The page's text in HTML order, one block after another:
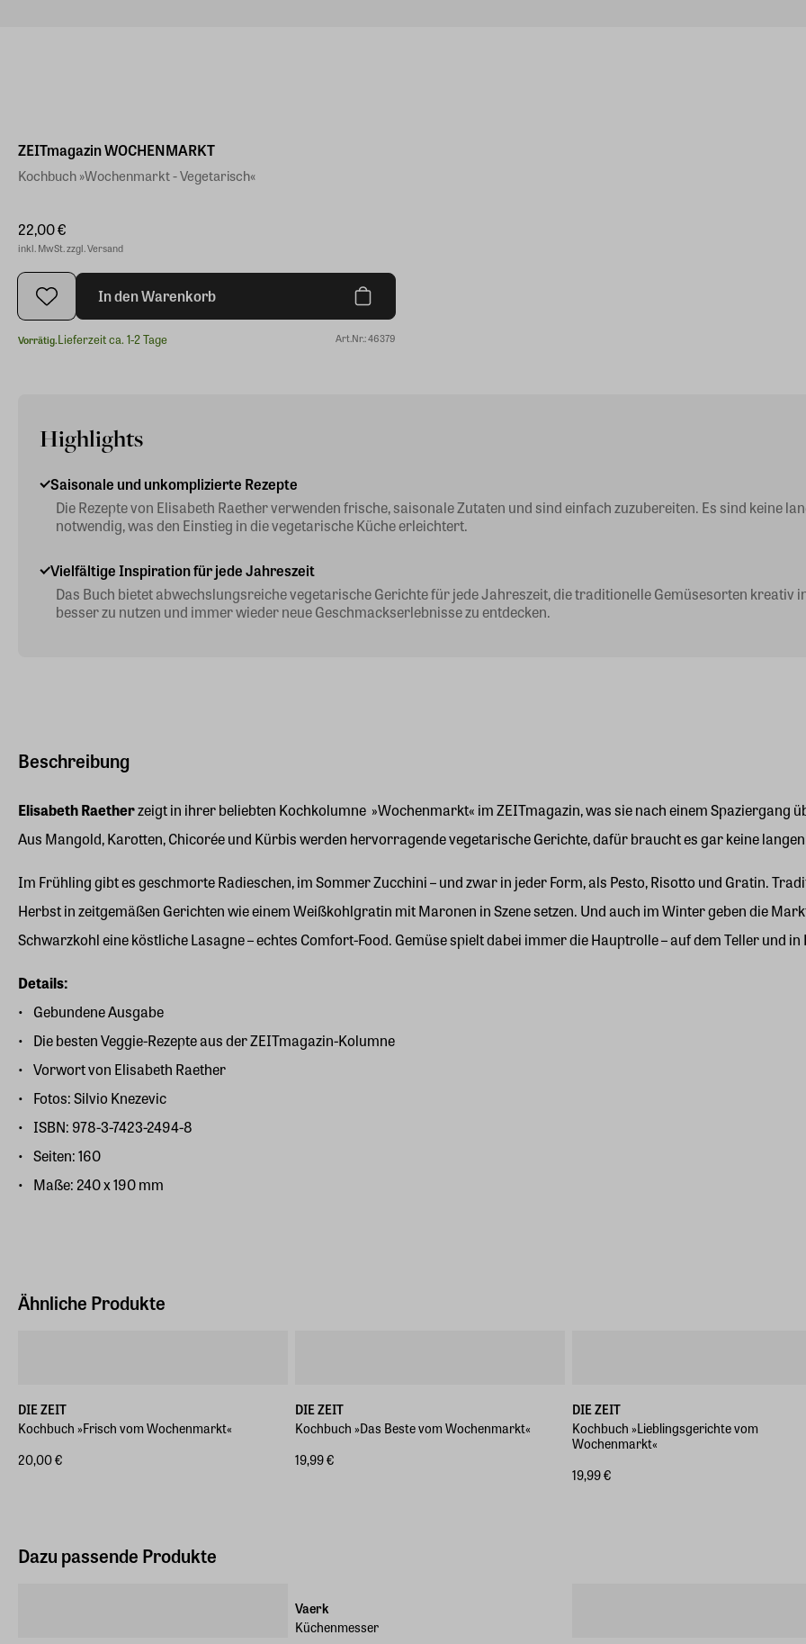
Beschreibung
Elisabeth Raetherzeigt in ihrer beliebten Kochkolumne »Wochenmarkt« im ZEITmagazin, was sie nach einem Spaziergang
Aus Mangold, Karotten, Chicorée und Kürbis werden hervorragende vegetarische Gerichte, dafür braucht es gar keine
Im Frühling gibt es geschmorte Radieschen, im Sommer Zucchini – und zwar in jeder Form, als Pesto, Risotto und Gratin.
Herbst in zeitgemäßen Gerichten wie einem Weißkohlgratin mit Maronen in Szene setzen. Und auch im Winter geben die
Schwarzkohl eine köstliche Lasagne – echtes Comfort-Food. Gemüse spielt dabei immer die Hauptrolle – auf dem Teller und
Details:
Gebundene Ausgabe
Die besten Veggie-Rezepte aus der ZEITmagazin-Kolumne
Vorwort von Elisabeth Raether
Fotos: Silvio Knezevic
ISBN: 978-3-7423-2494-8
Seiten: 160
Maße: 240 x 190 mm
ZEITmagazin WOCHENMARKT
Kochbuch »Wochenmarkt - Vegetarisch«
22,00 €
inkl. MwSt. zzgl. Versand
In den Warenkorb
Vorrätig.Lieferzeit ca. 1-2 Tage Art.Nr.: 46379
Highlights
Saisonale und unkomplizierte Rezepte
Die Rezepte von Elisabeth Raether verwenden frische, saisonale Zutaten und sind einfach zuzubereiten. Es sind keine
notwendig, was den Einstieg in die vegetarische Küche erleichtert.
Vielfältige Inspiration für jede Jahreszeit
Das Buch bietet abwechslungsreiche vegetarische Gerichte für jede Jahreszeit, die traditionelle Gemüsesorten kreativ
besser zu nutzen und immer wieder neue Geschmackserlebnisse zu entdecken.
Ähnliche Produkte
DIE ZEIT
Kochbuch »Frisch vom Wochenmarkt«
20,00 €
DIE ZEIT
Kochbuch »Das Beste vom Wochenmarkt«
19,99 €
DIE ZEIT
Kochbuch »Lieblingsgerichte vom
Wochenmarkt«
19,99 €
Dazu passende Produkte
Vaerk
Küchenmesser